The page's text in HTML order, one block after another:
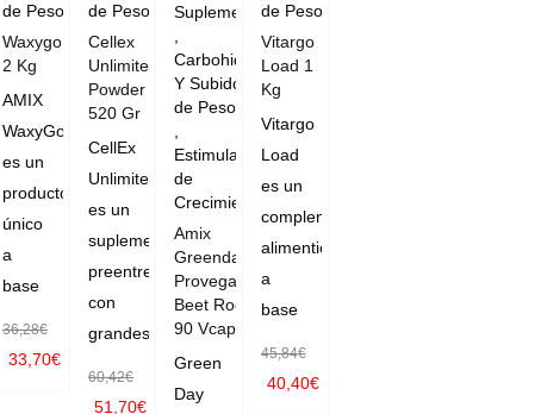
de Peso
Waxygo!
2 Kg
AMIX
WaxyGo!
es un
producto
único
a
base
36,28€
33,70€
de Peso
Cellex
Unlimited
Powder
520 Gr
CellEx
Unlimited
es un
suplemento
preentrenamiento
con
grandes
60,42€
51,70€
Suplementación
,
Carbohidratos
Y Subidores
de Peso
,
Estimulantes
de
Crecimiento
Amix
Greenday
Provegan
Beet Root
90 Vcaps
Green
Day
de Peso
Vitargo
Load 1
Kg
Vitargo
Load
es un
complemento
alimenticio
a
base
45,84€
40,40€